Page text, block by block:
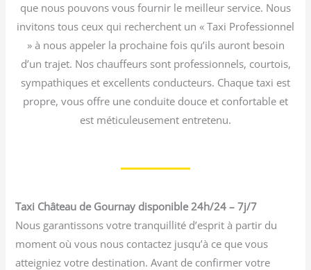
que nous pouvons vous fournir le meilleur service. Nous
invitons tous ceux qui recherchent un « Taxi Professionnel
» à nous appeler la prochaine fois qu’ils auront besoin
d’un trajet. Nos chauffeurs sont professionnels, courtois,
sympathiques et excellents conducteurs. Chaque taxi est
propre, vous offre une conduite douce et confortable et
est méticuleusement entretenu.
Taxi Château de Gournay disponible 24h/24 – 7j/7
Nous garantissons votre tranquillité d’esprit à partir du
moment où vous nous contactez jusqu’à ce que vous
atteigniez votre destination. Avant de confirmer votre